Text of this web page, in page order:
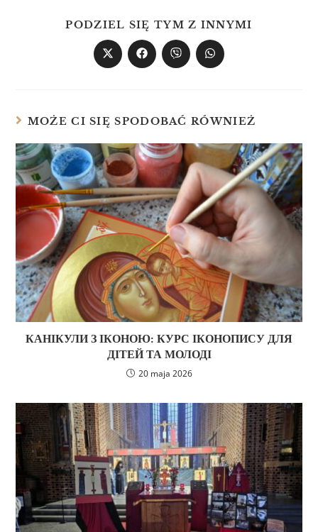
PODZIEL SIĘ TYM Z INNYMI
MOŻE CI SIĘ SPODOBAĆ RÓWNIEŻ
КАНІКУЛИ З ІКОНОЮ: КУРС ІКОНОПИСУ ДЛЯ
ДІТЕЙ ТА МОЛОДІ
20 maja 2026